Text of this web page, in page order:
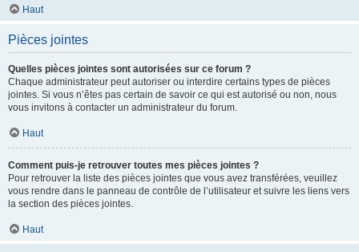
Haut
Pièces jointes
Quelles pièces jointes sont autorisées sur ce forum ?
Chaque administrateur peut autoriser ou interdire certains types de pièces
jointes. Si vous n’êtes pas certain de savoir ce qui est autorisé ou non, nous
vous invitons à contacter un administrateur du forum.
Haut
Comment puis-je retrouver toutes mes pièces jointes ?
Pour retrouver la liste des pièces jointes que vous avez transférées, veuillez
vous rendre dans le panneau de contrôle de l’utilisateur et suivre les liens vers
la section des pièces jointes.
Haut